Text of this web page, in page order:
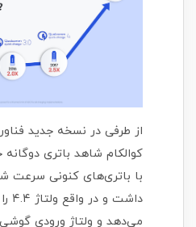
از طرفی در نسخه جدید
کوالکام شاهد باتری
با باتری‌های کنونی سرعت
می‌دهد و ولتاژ ورودی گوشی